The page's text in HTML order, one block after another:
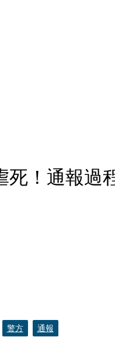
死！通報過
警方 通報